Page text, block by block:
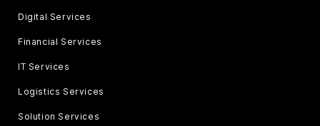
Digital Services
Financial Services
IT Services
Logistics Services
Solution Services